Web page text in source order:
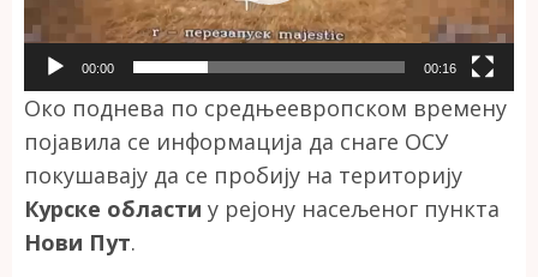
00:00 00:16
Око поднева по средњеевропском времену
појавила се информација да снаге ОСУ
покушавају да се пробију на територију
Курске области у рејону насељеног пункта
Нови Пут.